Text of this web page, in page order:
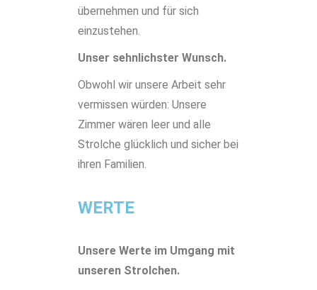
übernehmen und für sich
einzustehen.
Unser sehnlichster Wunsch.
Obwohl wir unsere Arbeit sehr
vermissen würden: Unsere
Zimmer wären leer und alle
Strolche glücklich und sicher bei
ihren Familien.
WERTE
Unsere Werte im Umgang mit
unseren Strolchen.